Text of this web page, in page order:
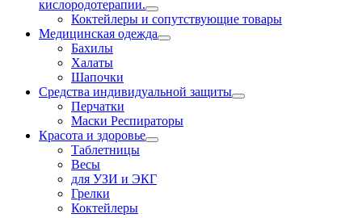
кислородотерапии.
Коктейлеры и сопутствующие товары
Медицинская одежда
Бахилы
Халаты
Шапочки
Средства индивидуальной защиты
Перчатки
Маски Респираторы
Красота и здоровье
Таблетницы
Весы
для УЗИ и ЭКГ
Грелки
Коктейлеры